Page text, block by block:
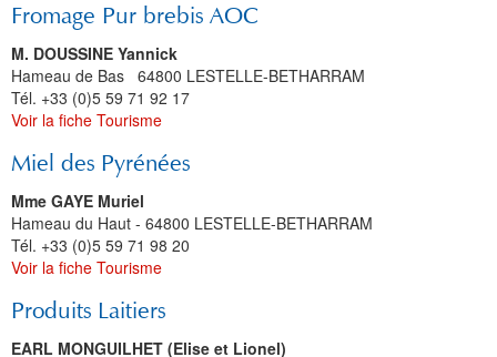
Fromage Pur brebis AOC
M. DOUSSINE Yannick
Hameau de Bas 64800 LESTELLE-BETHARRAM
Tél. +33 (0)5 59 71 92 17
Voir la fiche Tourisme
Miel des Pyrénées
Mme GAYE Muriel
Hameau du Haut - 64800 LESTELLE-BETHARRAM
Tél. +33 (0)5 59 71 98 20
Voir la fiche Tourisme
Produits Laitiers
EARL MONGUILHET (Elise et Lionel)